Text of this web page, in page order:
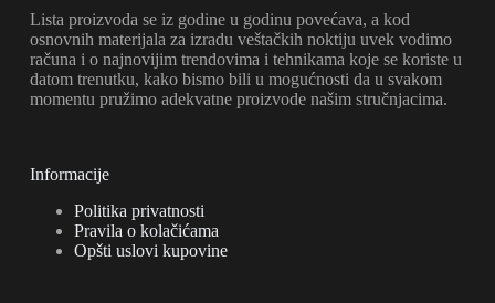
Lista proizvoda se iz godine u godinu povećava, a kod
osnovnih materijala za izradu veštačkih noktiju uvek vodimo
računa i o najnovijim trendovima i tehnikama koje se koriste u
datom trenutku, kako bismo bili u mogućnosti da u svakom
momentu pružimo adekvatne proizvode našim stručnjacima.
Informacije
Politika privatnosti
Pravila o kolačićama
Opšti uslovi kupovine